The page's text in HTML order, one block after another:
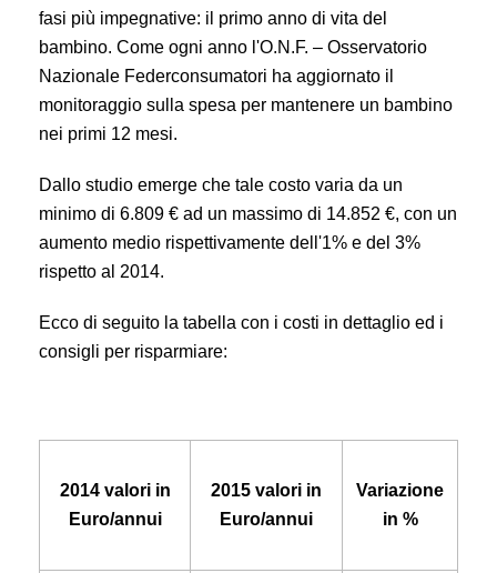
fasi più impegnative: il primo anno di vita del
bambino. Come ogni anno l'O.N.F. – Osservatorio
Nazionale Federconsumatori ha aggiornato il
monitoraggio sulla spesa per mantenere un bambino
nei primi 12 mesi.
Dallo studio emerge che tale costo varia da un
minimo di 6.809 € ad un massimo di 14.852 €, con un
aumento medio rispettivamente dell'1% e del 3%
rispetto al 2014.
Ecco di seguito la tabella con i costi in dettaglio ed i
consigli per risparmiare:
2014 valori in
Euro/annui
2015 valori in
Euro/annui
Variazione
in %